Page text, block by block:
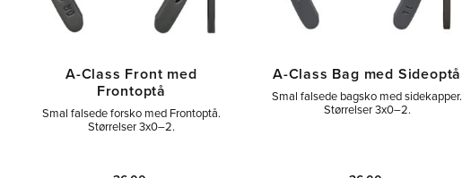
A-Class Front med
Frontoptå
Smal falsede forsko med Frontoptå.
Størrelser 3x0–2.
A-Class Bag med Sideoptå
Smal falsede bagsko med sidekapper.
Størrelser 3x0–2.